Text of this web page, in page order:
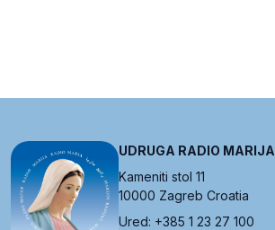
UDRUGA RADIO MARIJA
Kameniti stol 11
10000 Zagreb Croatia
Ured: +385 1 23 27 100